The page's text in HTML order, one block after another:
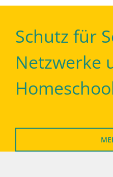
Schutz für
Netzwerke